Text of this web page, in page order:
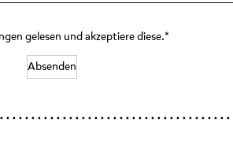
gelesen und akzeptiere diese.*
Absenden